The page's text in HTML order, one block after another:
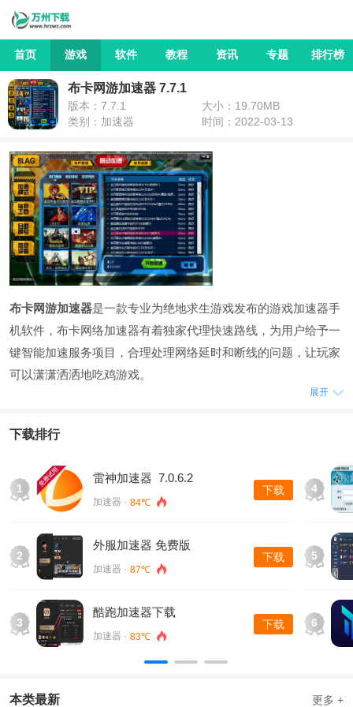
首页 游戏 软件 教程 资讯 专题 排行榜
布卡网游加速器 7.7.1
版本：7.7.1
大小：19.70MB
类别：加速器
时间：2022-03-13
布卡网游加速器是一款专业为绝地求生游戏发布的游戏加速器手
机软件，布卡网络加速器有着独家代理快速路线，为用户给予一
键智能加速服务项目，合理处理网络延时和断线的问题，让玩家
可以潇潇洒洒地吃鸡游戏。
展开
下载排行
1
雷神加速器 7.0.6.2
加速器 · 84℃
下载
2
外服加速器 免费版
加速器 · 87℃
下载
3
酷跑加速器下载
加速器 · 83℃
下载
4
5
6
本类最新 更多 +